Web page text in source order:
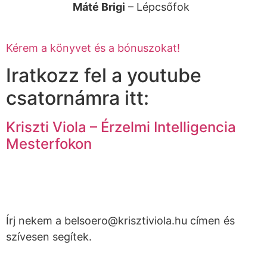
Máté Brigi – Lépcsőfok
Kérem a könyvet és a bónuszokat!
Iratkozz fel a youtube
csatornámra itt:
Kriszti Viola – Érzelmi Intelligencia
Mesterfokon
Írj nekem a belsoero@krisztiviola.hu címen és
szívesen segítek.